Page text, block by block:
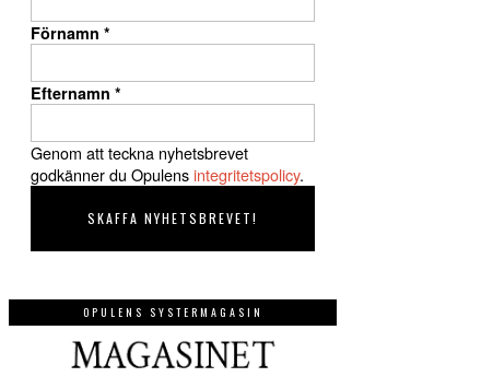
Förnamn *
Efternamn *
Genom att teckna nyhetsbrevet
godkänner du Opulensintegritetspolicy.
OPULENS SYSTERMAGASIN